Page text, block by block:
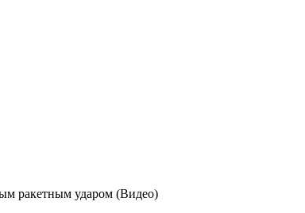
ракетным ударом (Видео)